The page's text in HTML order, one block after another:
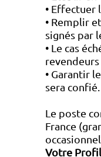
• Effectuer
• Remplir
signés par
• Le cas
revendeurs
• Garantir
sera confié.
Le poste
France
Votre